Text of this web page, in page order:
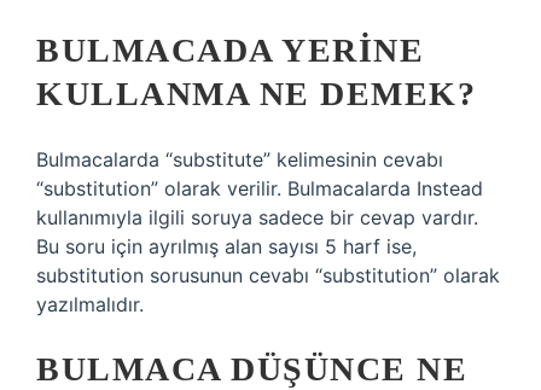
BULMACADA YERINE
KULLANMA NE DEMEK?
Bulmacalarda “substitute” kelimesinin cevabı
“substitution” olarak verilir. Bulmacalarda Instead
kullanımıyla ilgili soruya sadece bir cevap vardır.
Bu soru için ayrılmış alan sayısı 5 harf ise,
substitution sorusunun cevabı “substitution” olarak
yazılmalıdır.
BULMACA DÜŞÜNCE NE